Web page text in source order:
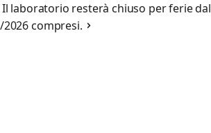
Il laboratorio resterà chiuso per ferie dal
compresi.